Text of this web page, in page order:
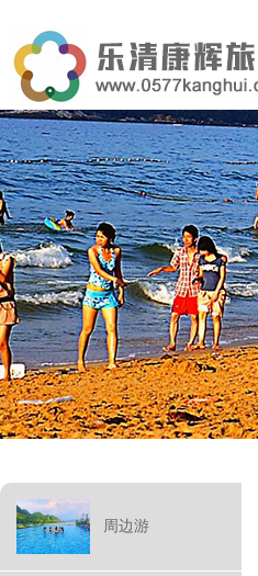
周边游